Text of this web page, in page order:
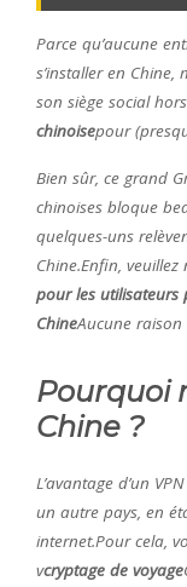
Parce qu’aucune
s’installer en Chine,
son siège social
chinoisepour
Bien sûr, ce grand
chinoises bloque
quelques-uns
Chine.Enfin,
pour les utilisateurs
ChineAucune raison
Pourquoi
Chine ?
L’avantage d’un
un autre pays, en
internet.Pour cela,
vcryptage de voyage